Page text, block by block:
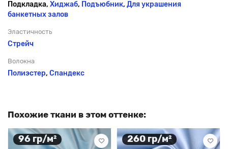
Подкладка, Хиджаб, Подъюбник, Для украшения
банкетных залов
Эластичность
Стрейч
Волокна
Полиэстер, Спандекс
Похожие ткани в этом оттенке:
96 гр/м² 260 гр/м²